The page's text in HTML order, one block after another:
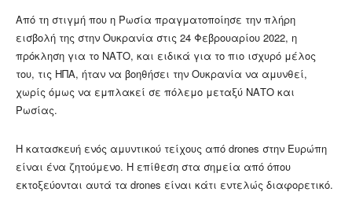
Από τη στιγμή που η Ρωσία πραγματοποίησε την πλήρη
εισβολή της στην Ουκρανία στις 24 Φεβρουαρίου 2022, η
πρόκληση για το ΝΑΤΟ, και ειδικά για το πιο ισχυρό μέλος
του, τις ΗΠΑ, ήταν να βοηθήσει την Ουκρανία να αμυνθεί,
χωρίς όμως να εμπλακεί σε πόλεμο μεταξύ ΝΑΤΟ και
Ρωσίας.
Η κατασκευή ενός αμυντικού τείχους από drones στην Ευρώπη
είναι ένα ζητούμενο. Η επίθεση στα σημεία από όπου
εκτοξεύονται αυτά τα drones είναι κάτι εντελώς διαφορετικό.